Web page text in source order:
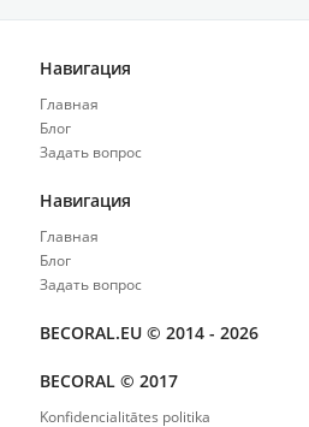
Навигация
Главная
Блог
Задать вопрос
Навигация
Главная
Блог
Задать вопрос
BECORAL.EU © 2014 - 2026
BECORAL © 2017
Konfidencialitātes politika